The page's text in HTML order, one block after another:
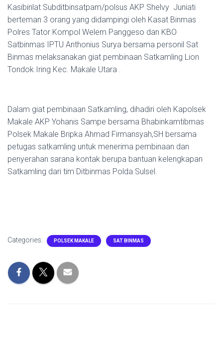
Kasibinlat Subditbinsatpam/polsus AKP Shelvy Juniati
berteman 3 orang yang didampingi oleh Kasat Binmas
Polres Tator Kompol Welem Panggeso dan KBO
Satbinmas IPTU Anthonius Surya bersama personil Sat
Binmas melaksanakan giat pembinaan Satkamling Lion
Tondok Iring Kec. Makale Utara .
Dalam giat pembinaan Satkamling, dihadiri oleh Kapolsek
Makale AKP Yohanis Sampe bersama Bhabinkamtibmas
Polsek Makale Bripka Ahmad Firmansyah,SH bersama
petugas satkamling untuk menerima pembinaan dan
penyerahan sarana kontak berupa bantuan kelengkapan
Satkamling dari tim Ditbinmas Polda Sulsel.
Categories: POLSEK MAKALE SAT BINMAS